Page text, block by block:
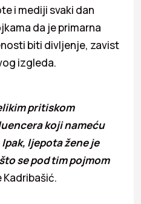
i mediji svaki dan
da je primarna
biti divljenje, zavist
izgleda.
pritiskom
koji nameću
ljepota žene je
se pod tim pojmom
Kadribašić.